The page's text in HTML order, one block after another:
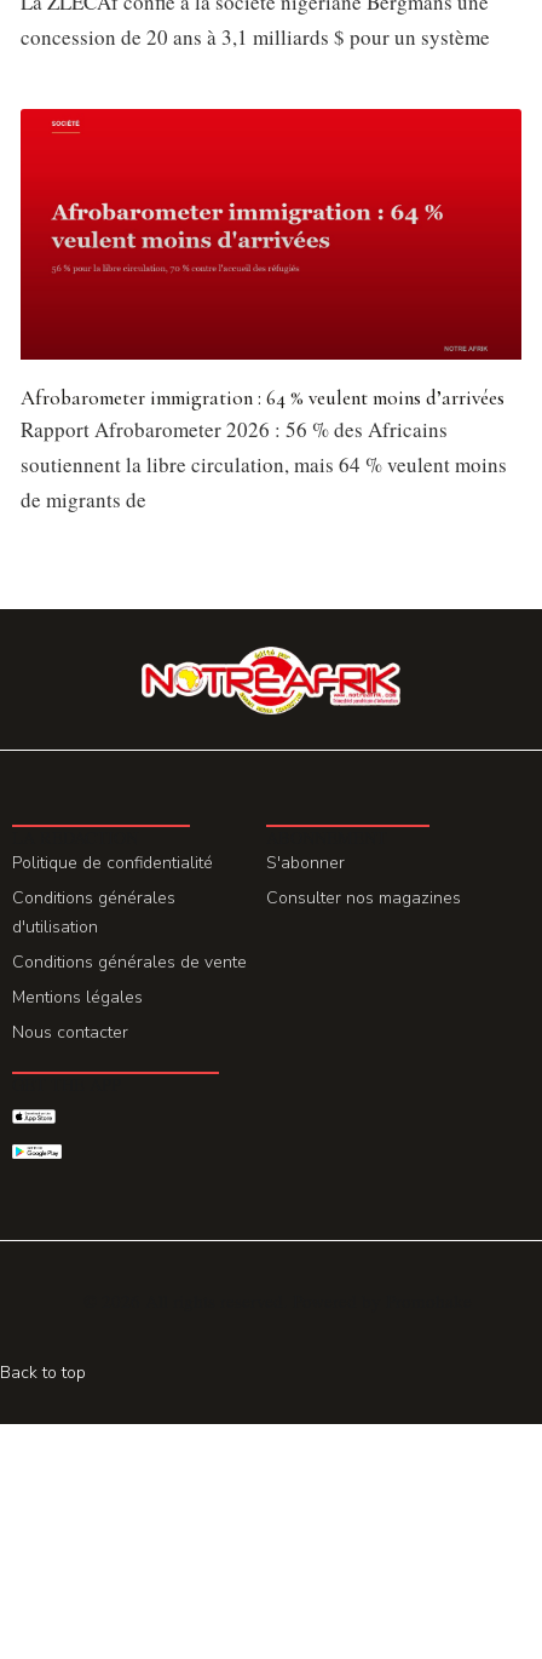
concession de 20 ans à 3,1 milliards $ pour un système
Afrobarometer immigration : 64 % veulent moins d’arrivées
Rapport Afrobarometer 2026 : 56 % des Africains
soutiennent la libre circulation, mais 64 % veulent moins
de migrants de
Politique de confidentialité
Conditions générales
d'utilisation
Conditions générales de vente
Mentions légales
Nous contacter
S'abonner
Consulter nos magazines
Back to top